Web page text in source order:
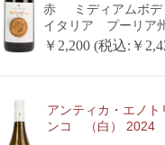
赤
ミディアムボデ
イタリア プーリア
￥2,200 (税込:￥
アンティカ・エノ
ンコ （白） 2024